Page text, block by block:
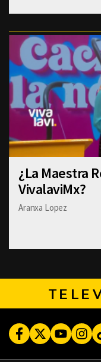
¿La Maestra
VivalaviMx?
Aranxa Lopez
FacebookTwitterYoutube